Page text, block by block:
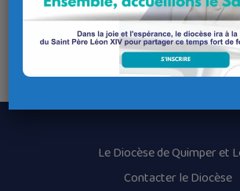
Adresse
Centre Spirituel Créac’h-Balbé
Route de Créac'h-Balbé 29800 SAINT-
Le Diocèse de Quimper et
Contacter le Diocèse